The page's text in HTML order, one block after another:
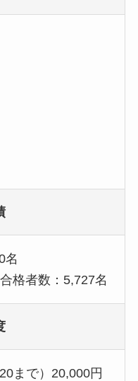
名
格者数：5,727名
まで）20,000円